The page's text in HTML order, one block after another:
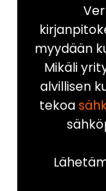
myydään
Mikäli
alvillisen
tekoa